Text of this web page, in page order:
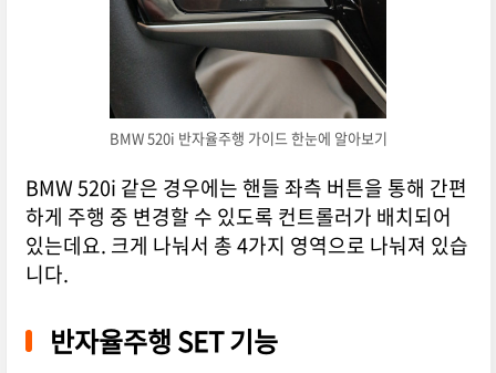
BMW 520i 반자율주행 가이드 한눈에 알아보기
BMW 520i 같은 경우에는 핸들 좌측 버튼을 통해 간편
하게 주행 중 변경할 수 있도록 컨트롤러가 배치되어
있는데요. 크게 나눠서 총 4가지 영역으로 나눠져 있습
니다.
반자율주행 SET 기능